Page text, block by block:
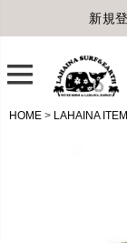
新規
HOME LAHAINA ITEM